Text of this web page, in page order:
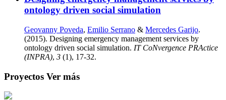
ontology driven social simulation
Geovanny Poveda, Emilio Serrano & Mercedes Garijo.
(2015). Designing emergency management services by
ontology driven social simulation. IT CoNvergence PRActice
(INPRA), 3 (1), 17-32.
Proyectos Ver más